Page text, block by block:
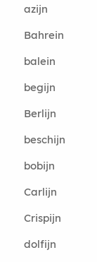
azijn
Bahrein
balein
begijn
Berlijn
beschijn
bobijn
Carlijn
Crispijn
dolfijn